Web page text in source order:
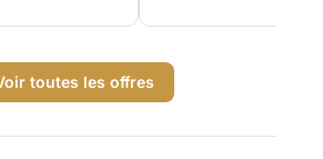
toutes les offres